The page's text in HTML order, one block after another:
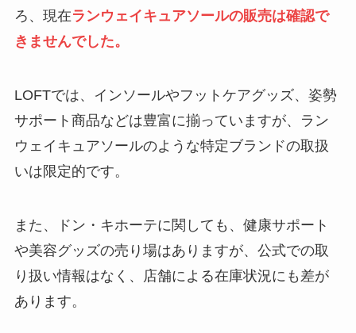
ろ、現在ランウェイキュアソールの販売は確認で
きませんでした。
LOFTでは、インソールやフットケアグッズ、姿勢
サポート商品などは豊富に揃っていますが、ラン
ウェイキュアソールのような特定ブランドの取扱
いは限定的です。
また、ドン・キホーテに関しても、健康サポート
や美容グッズの売り場はありますが、公式での取
り扱い情報はなく、店舗による在庫状況にも差が
あります。